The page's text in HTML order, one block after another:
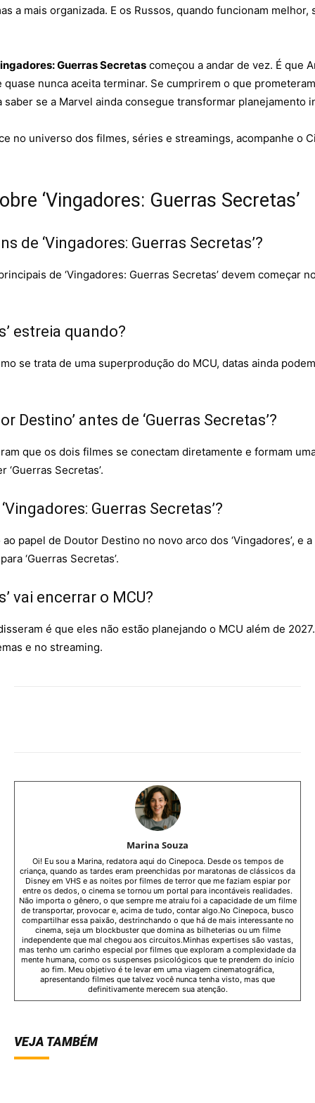
a mais organizada. E os Russos, quando funcionam
Guerras Secretas começou a andar de vez. É que
nunca aceita terminar. Se cumprirem o que
se a Marvel ainda consegue transformar planejamento
no universo dos filmes, séries e streamings, acompanhe o
‘Vingadores: Guerras Secretas’
de ‘Vingadores: Guerras Secretas’?
de ‘Vingadores: Guerras Secretas’ devem começar
estreia quando?
se trata de uma superprodução do MCU, datas ainda
Destino’ antes de ‘Guerras Secretas’?
que os dois filmes se conectam diretamente e formam uma
Secretas’.
Guerras Secretas’?
papel de Doutor Destino no novo arco dos ‘Vingadores’, e
‘Guerras Secretas’.
vai encerrar o MCU?
é que eles não estão planejando o MCU além de
e no streaming.
Marina Souza
Oi! Eu sou a Marina, redatora aqui do Cinepoca. Desde os tempos de
criança, quando as tardes eram preenchidas por maratonas de clássicos da
Disney em VHS e as noites por filmes de terror que me faziam espiar por
entre os dedos, o cinema se tornou um portal para incontáveis realidades.
Não importa o gênero, o que sempre me atraiu foi a capacidade de um filme
de transportar, provocar e, acima de tudo, contar algo.No Cinepoca, busco
compartilhar essa paixão, destrinchando o que há de mais interessante no
cinema, seja um blockbuster que domina as bilheterias ou um filme
independente que mal chegou aos circuitos.Minhas expertises são vastas,
mas tenho um carinho especial por filmes que exploram a complexidade da
mente humana, como os suspenses psicológicos que te prendem do início
ao fim. Meu objetivo é te levar em uma viagem cinematográfica,
apresentando filmes que talvez você nunca tenha visto, mas que
definitivamente merecem sua atenção.
VEJA TAMBÉM